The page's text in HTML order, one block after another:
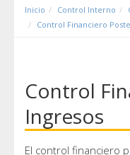
Inicio Control Interno
Control Financiero
Control
Ingresos
El control financiero